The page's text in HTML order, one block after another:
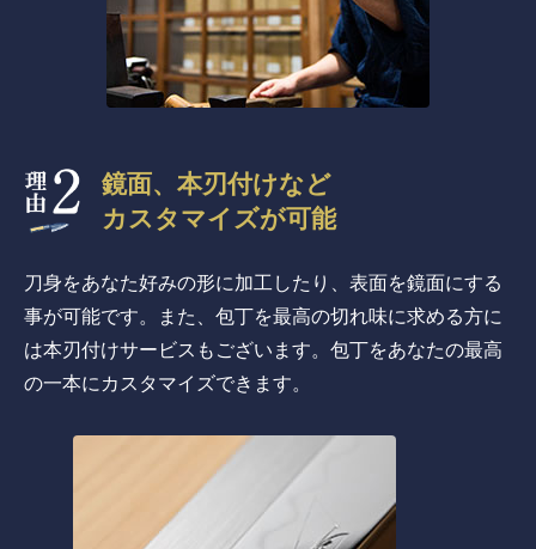
鏡面、本刃付けなど
カスタマイズが可能
刀身をあなた好みの形に加工したり、表面を鏡面にする
事が可能です。また、包丁を最高の切れ味に求める方に
は本刃付けサービスもございます。包丁をあなたの最高
の一本にカスタマイズできます。